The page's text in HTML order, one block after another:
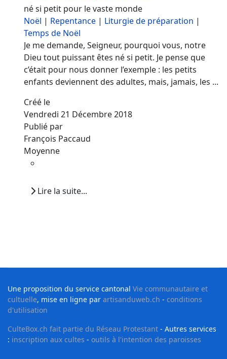
né si petit pour le vaste monde
Noël | Repentance | Liturgie de préparation |
Temps de Noël
Je me demande, Seigneur, pourquoi vous, notre
Dieu tout puissant êtes né si petit. Je pense que
c’était pour nous donner l’exemple : les petits
enfants deviennent des adultes, mais, jamais, les ...
Créé le
Vendredi 21 Décembre 2018
Publié par
François Paccaud
Moyenne
Lire la suite...
Une proposition du service cantonal Vie communautaire et
cultuelle, mise en ligne par artisanduweb.ch - conditions
d'utilisation
CulteBox.ch fait partie du Réseau Protestant - Autres services
: inscription aux cultes - outils à l'intention des paroisses